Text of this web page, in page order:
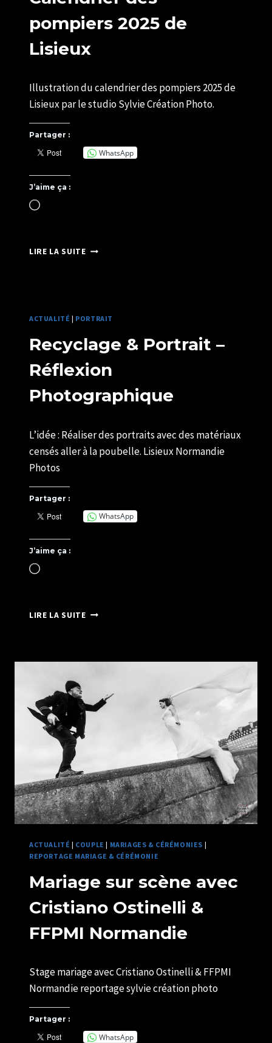
pompiers 2025 de
Lisieux
SYLVIE
CHATELAIS
Illustration du calendrier des pompiers 2025 de
Lisieux par le studio Sylvie Création Photo.
Partager :
WhatsApp
J’aime ça :
Chargement…
LIRE LA SUITECALENDRIER
ACTUALITÉ | PORTRAIT
Recyclage & Portrait –
Réflexion
Photographique
SYLVIE
CHATELAIS
L’idée : Réaliser des portraits avec des matériaux
censés aller à la poubelle. Lisieux Normandie
Photos
Partager :
WhatsApp
J’aime ça :
Chargement…
LIRE LA SUITERECYCLAGE
RÉFLEXION
ACTUALITÉ | COUPLE | MARIAGES & CÉRÉMONIES |
REPORTAGE MARIAGE & CÉRÉMONIE
Mariage sur scène avec
Cristiano Ostinelli &
FFPMI Normandie
SYLVIE
CHATELAIS
Stage mariage avec Cristiano Ostinelli & FFPMI
Normandie reportage sylvie création photo
Partager :
WhatsApp